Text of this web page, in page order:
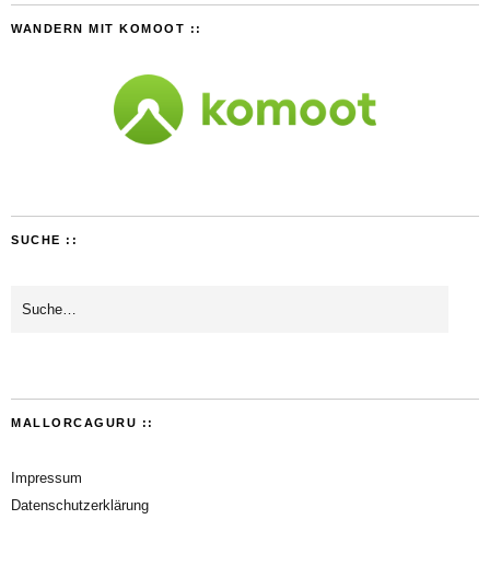
WANDERN MIT KOMOOT ::
SUCHE ::
MALLORCAGURU ::
Impressum
Datenschutzerklärung